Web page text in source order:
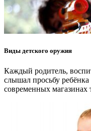
Виды детского оружия
Каждый родитель,
слышал просьбу
современных магазинах